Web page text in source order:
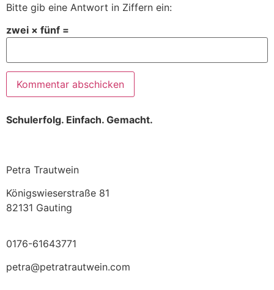
Bitte gib eine Antwort in Ziffern ein:
zwei × fünf =
Schulerfolg. Einfach. Gemacht.
Petra Trautwein
Königswieserstraße 81
82131 Gauting
0176-61643771
petra@petratrautwein.com